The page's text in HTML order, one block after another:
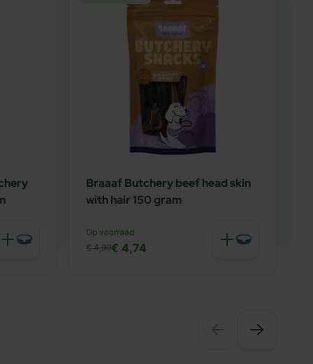
Braaaf Butchery beef head skin
with hair 150 gram
Op voorraad
€ 4,99€ 4,74